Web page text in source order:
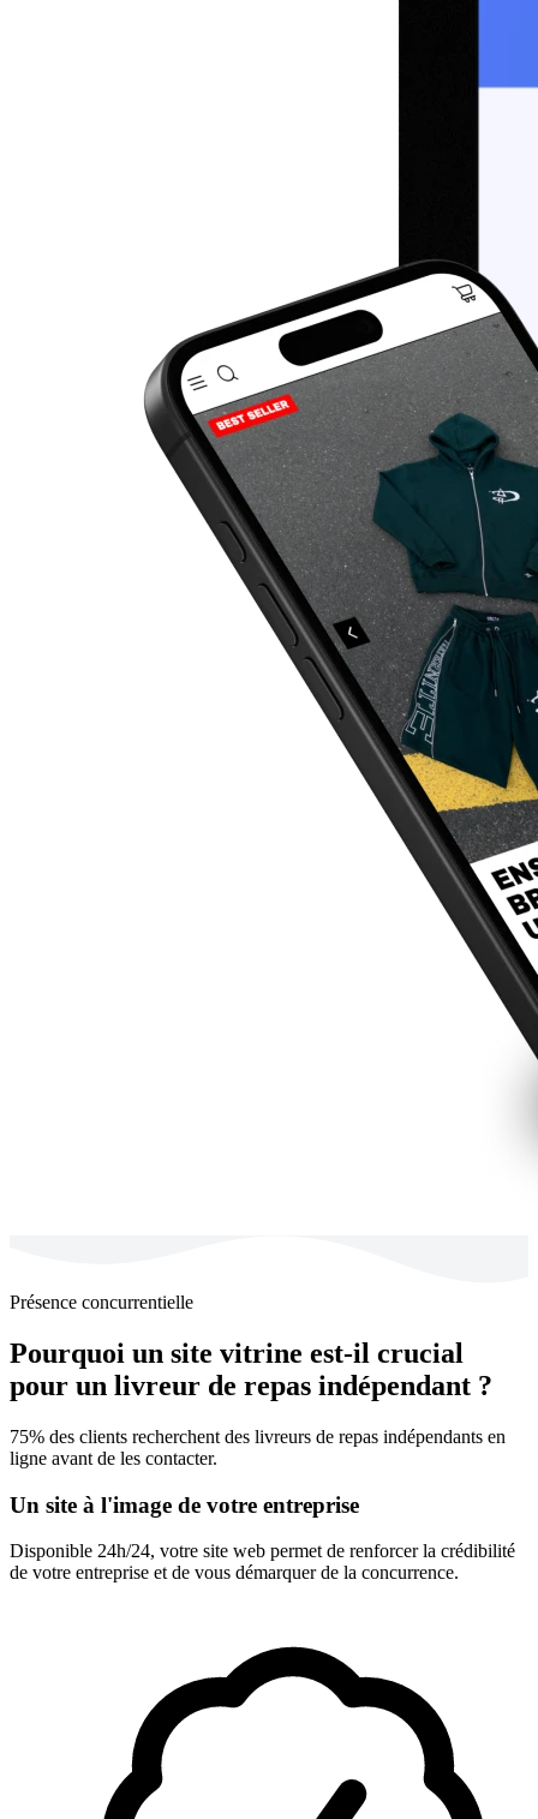
Présence concurrentielle
Pourquoi un site vitrine est-il crucial
pour un livreur de repas indépendant ?
75% des clients recherchent des livreurs de repas indépendants en
ligne avant de les contacter.
Un site à l'image de votre entreprise
Disponible 24h/24, votre site web permet de renforcer la crédibilité
de votre entreprise et de vous démarquer de la concurrence.